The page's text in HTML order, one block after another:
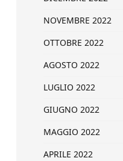
NOVEMBRE 2022
OTTOBRE 2022
AGOSTO 2022
LUGLIO 2022
GIUGNO 2022
MAGGIO 2022
APRILE 2022